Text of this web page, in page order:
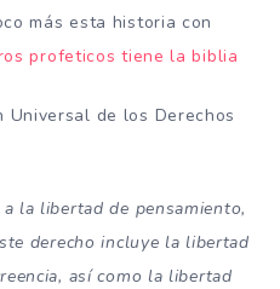
más esta historia con
profeticos tiene la biblia
Universal de los Derechos
la libertad de pensamiento,
derecho incluye la libertad
así como la libertad